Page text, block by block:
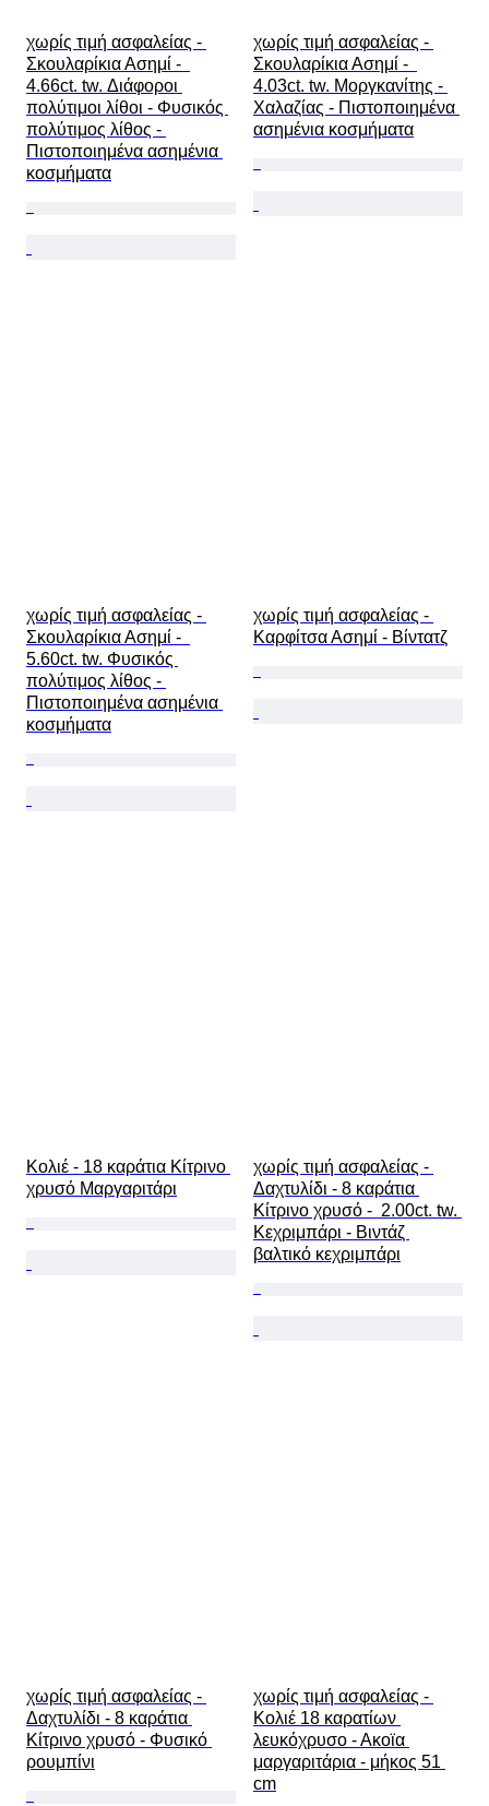
χωρίς τιμή ασφαλείας -
Σκουλαρίκια Ασημί -
4.66ct. tw. Διάφοροι
πολύτιμοι λίθοι - Φυσικός
πολύτιμος λίθος -
Πιστοποιημένα ασημένια
κοσμήματα
χωρίς τιμή ασφαλείας -
Σκουλαρίκια Ασημί -
4.03ct. tw. Μοργκανίτης -
Χαλαζίας - Πιστοποιημένα
ασημένια κοσμήματα
χωρίς τιμή ασφαλείας -
Σκουλαρίκια Ασημί -
5.60ct. tw. Φυσικός
πολύτιμος λίθος -
Πιστοποιημένα ασημένια
κοσμήματα
χωρίς τιμή ασφαλείας -
Καρφίτσα Ασημί - Βίντατζ
Κολιέ - 18 καράτια Κίτρινο
χρυσό Μαργαριτάρι
χωρίς τιμή ασφαλείας -
Δαχτυλίδι - 8 καράτια
Κίτρινο χρυσό -  2.00ct. tw.
Κεχριμπάρι - Βιντάζ
βαλτικό κεχριμπάρι
χωρίς τιμή ασφαλείας -
Δαχτυλίδι - 8 καράτια
Κίτρινο χρυσό - Φυσικό
ρουμπίνι
χωρίς τιμή ασφαλείας -
Κολιέ 18 καρατίων
λευκόχρυσο - Ακοϊα
μαργαριτάρια - μήκος 51
cm